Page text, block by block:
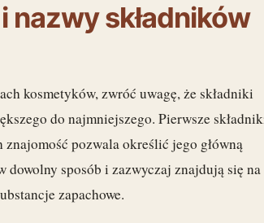
składników
kosmetyków, zwróć uwagę, że składniki
do najmniejszego. Pierwsze
pozwala określić jego główną
dowolny sposób i zazwyczaj znajdują się na
zapachowe.